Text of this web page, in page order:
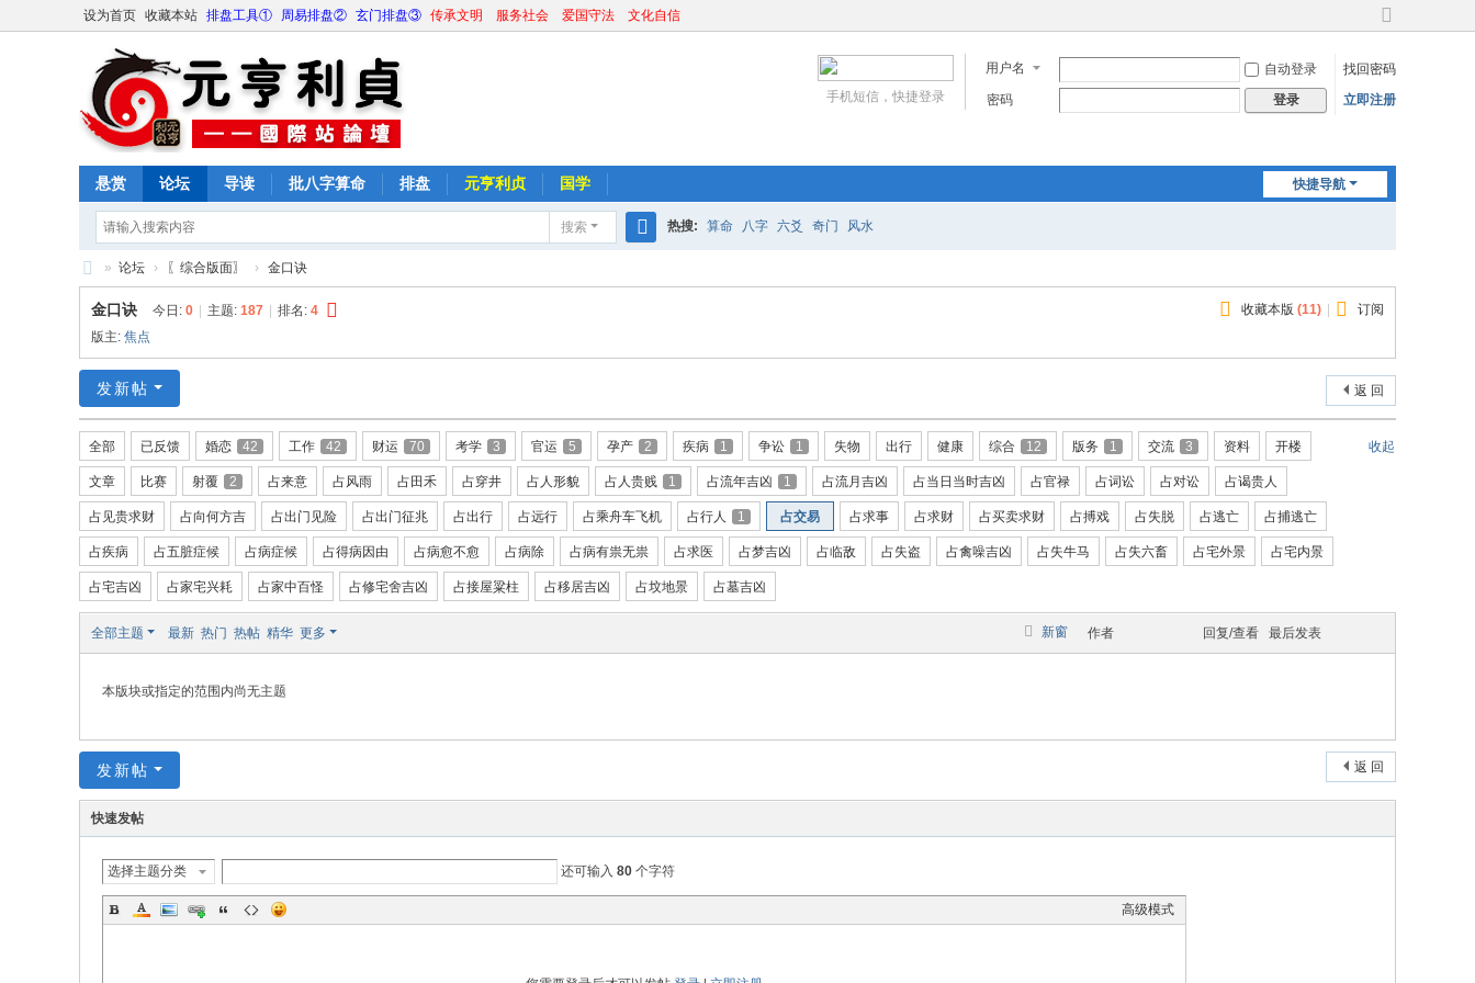
设为首页 收藏本站 排盘工具① 周易排盘② 玄门排盘③ 传承文明 服务社会 爱国守法 文化自信
切
到
宽
用户名 自动登录
找回密码
密码
登录 立即注册
手机短信，快捷登录
快捷导航
悬赏 论坛 导读 批八字算命 排盘 元亨利贞 国学
搜索
索
热搜: 算命 八字 六爻 奇门 风水
亨
利
网
论
坛
国
际
站
» 论坛 › 〖综合版面〗 › 金口诀
收藏本版 (11) 订阅
金口诀 今日: 0 主题: 187 排名: 4
版主: 焦点
返 回
发新帖
收起
全部 已反馈 婚恋 42 工作 42 财运 70 考学 3 官运 5 孕产 2 疾病 1 争讼 1 失物 出行 健康 综合 12 版务 1 交流 3 资料 开楼
文章 比赛 射覆 2 占来意 占风雨 占田禾 占穿井 占人形貌 占人贵贱 1 占流年吉凶 1 占流月吉凶 占当日当时吉凶 占官禄 占词讼 占对讼 占谒贵人
占见贵求财 占向何方吉 占出门见险 占出门征兆 占出行 占远行 占乘舟车飞机 占行人 1 占交易 占求事 占求财 占买卖求财 占搏戏 占失脱 占逃亡 占捕逃亡
占疾病 占五脏症候 占病症候 占得病因由 占病愈不愈 占病除 占病有祟无祟 占求医 占梦吉凶 占临敌 占失盗 占禽噪吉凶 占失牛马 占失六畜 占宅外景 占宅内景
占宅吉凶 占家宅兴耗 占家中百怪 占修宅舍吉凶 占接屋粱柱 占移居吉凶 占坟地景 占墓吉凶
新窗
全部主题 最新 热门 热帖 精华 更多 作者 回复/查看 最后发表
本版块或指定的范围内尚无主题
返 回
发新帖
快速发帖
选择主题分类 还可输入 80 个字符
高级模式